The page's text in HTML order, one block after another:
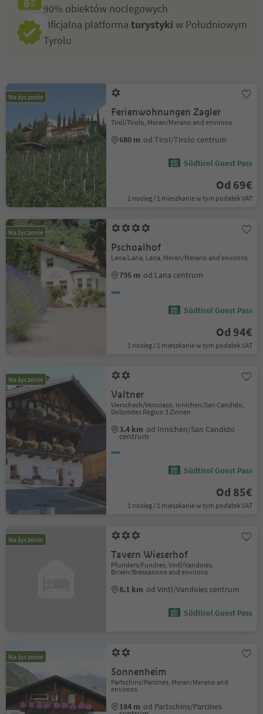
90% obiektów noclegowych
Oficjalna platforma turystyki w Południowym
Tyrolu
Na życzenie
Ferienwohnungen Zagler
Tirol/Tirolo, Meran/Merano and environs
680 m od Tirol/Tirolo centrum
Südtirol Guest Pass
Od 69€
1 nocleg / 1 mieszkanie w tym podatek VAT
Na życzenie
Pschoalhof
Lana/Lana, Lana, Meran/Merano and environs
795 m od Lana centrum
Südtirol Guest Pass
Od 94€
1 nocleg / 1 mieszkanie w tym podatek VAT
Na życzenie
Valtner
Vierschach/Versciaco, Innichen/San Candido,
Dolomites Region 3 Zinnen
3.4 km od Innichen/San Candido
centrum
Südtirol Guest Pass
Od 85€
1 nocleg / 1 mieszkanie w tym podatek VAT
Na życzenie
Tavern Wieserhof
Pfunders/Fundres, Vintl/Vandoies,
Brixen/Bressanone and environs
8.1 km od Vintl/Vandoies centrum
Südtirol Guest Pass
Na życzenie
Sonnenheim
Partschins/Parcines, Meran/Merano and
environs
184 m od Partschins/Parcines